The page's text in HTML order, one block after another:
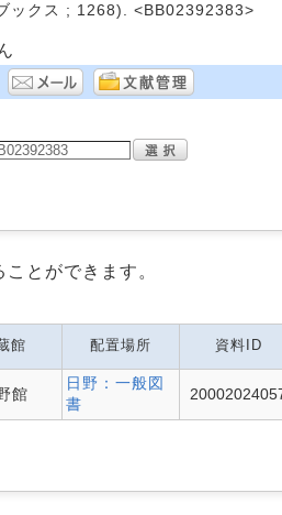
ックス ; 1268). <BB02392383>
とができます。
館 配置場所 資料ID
館
日野：一般図
書